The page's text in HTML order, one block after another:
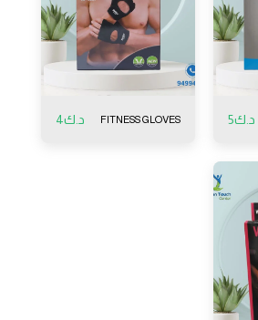
د.ك5
FITNESS GLOVES د.ك4